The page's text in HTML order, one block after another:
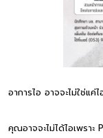
อาการไอ อาจจะไม่ใช่แค่ไ
คุณอาจจะไม่ได้ไอเพรา